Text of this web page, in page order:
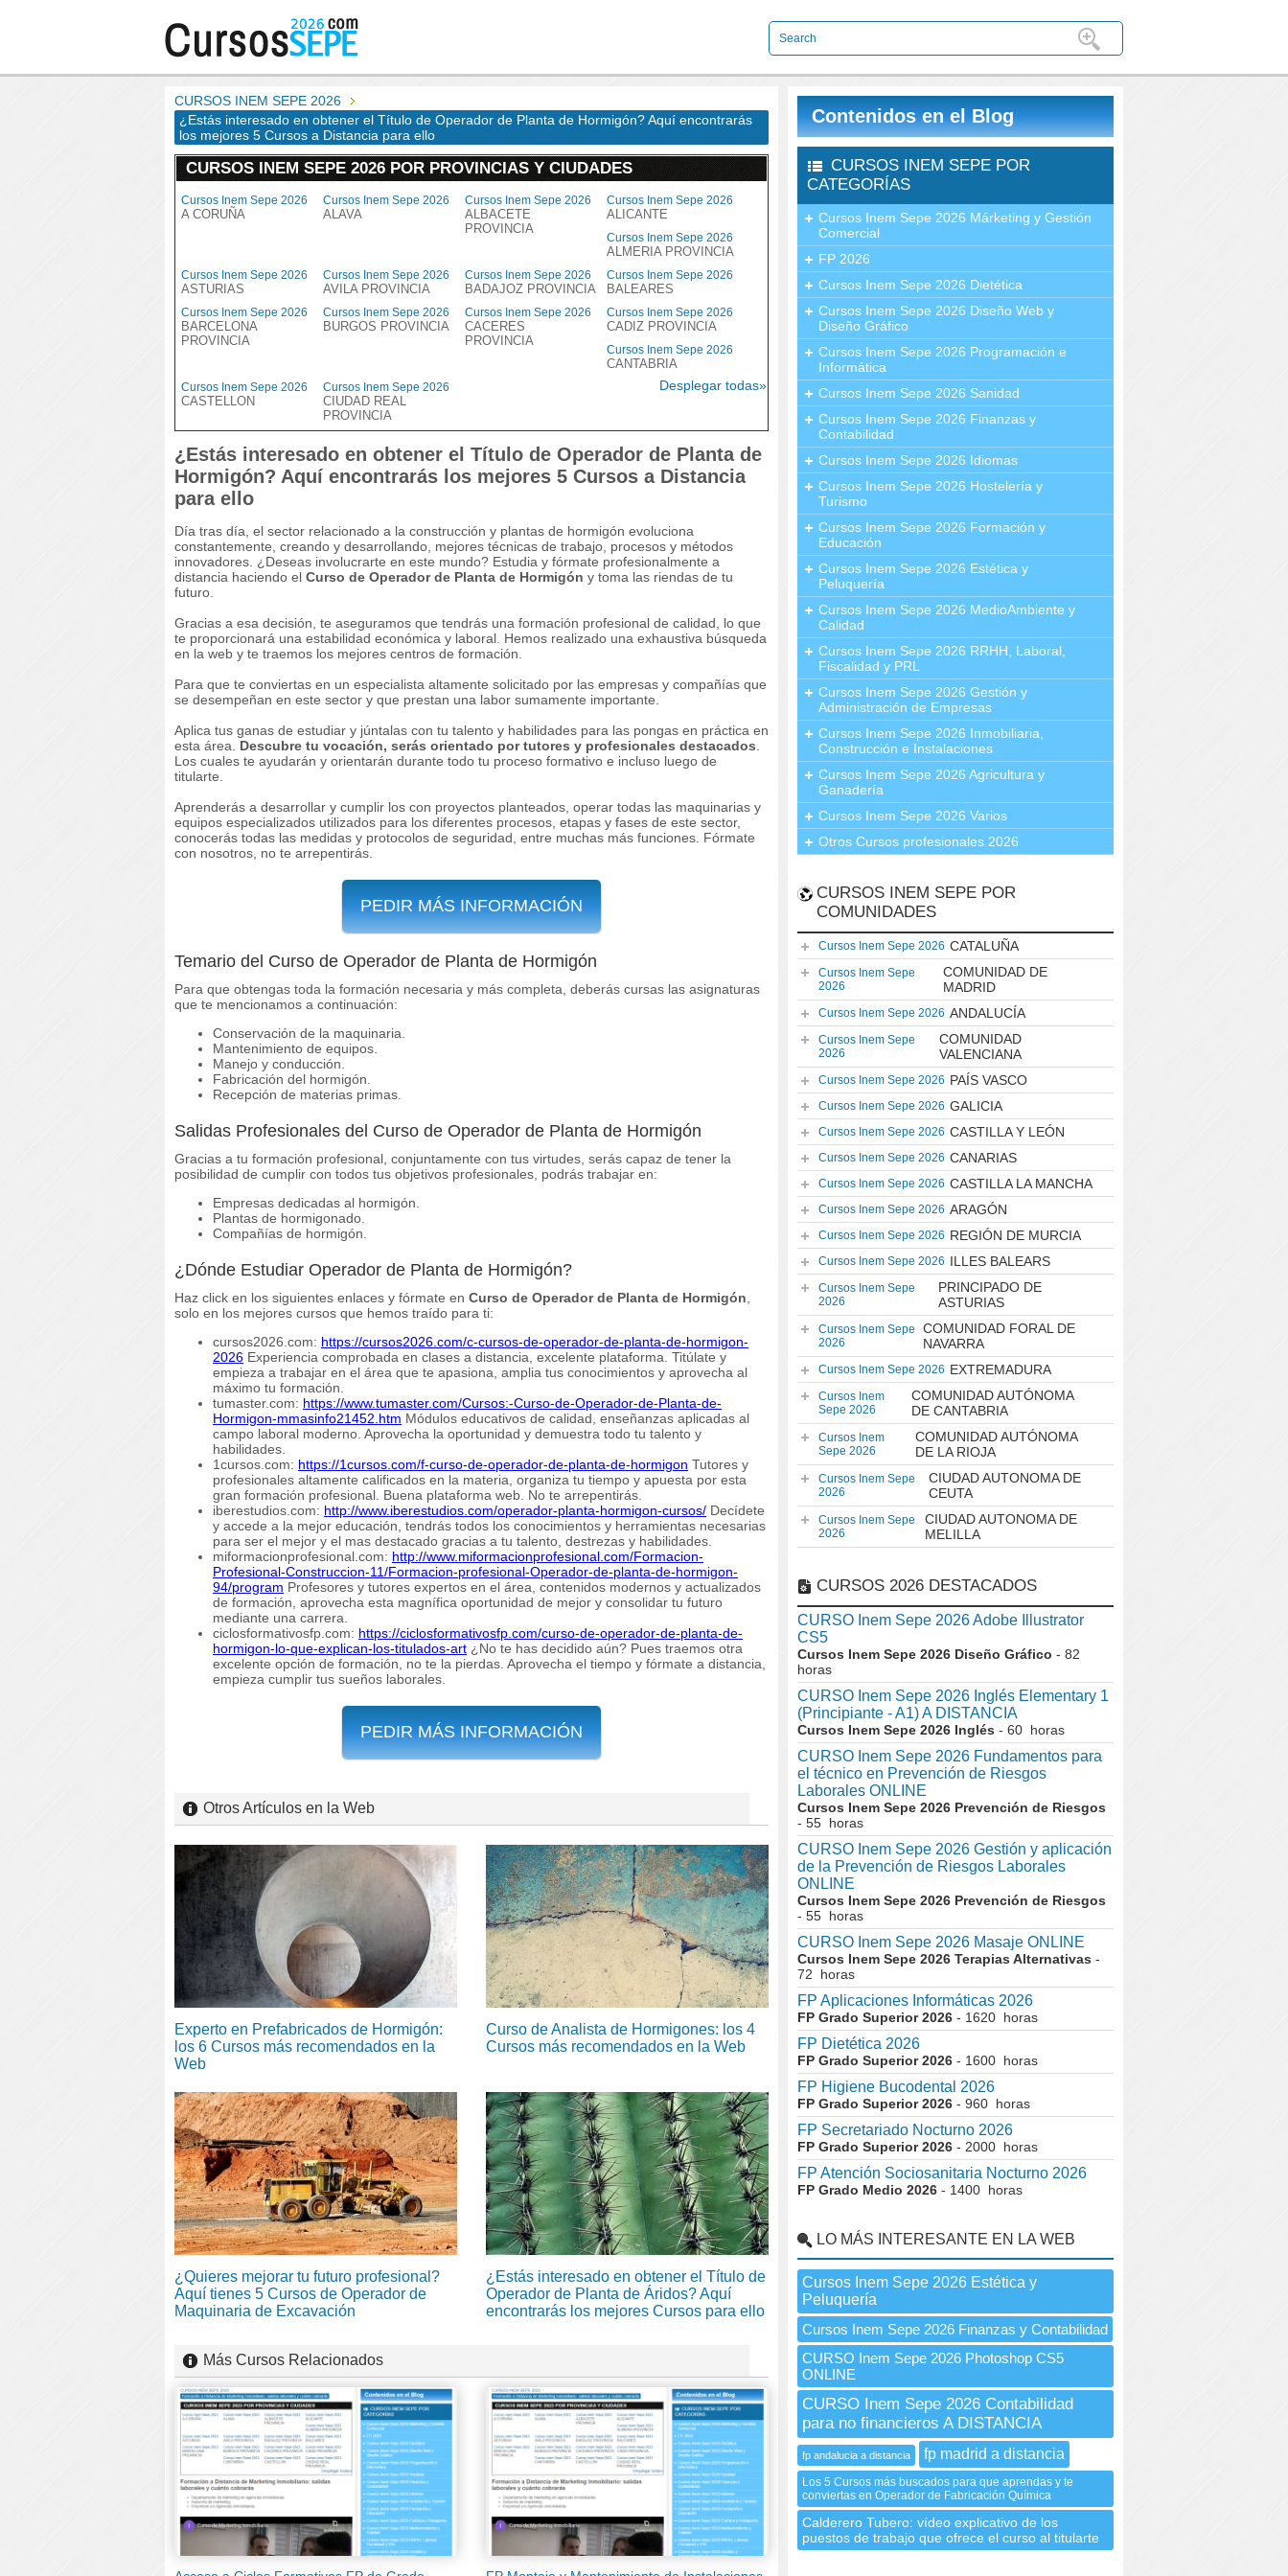
CURSOS INEM SEPE 2026
¿Estás interesado en obtener el Título de Operador de Planta de Hormigón? Aquí encontrarás
los mejores 5 Cursos a Distancia para ello
CURSOS INEM SEPE 2026 POR PROVINCIAS Y CIUDADES
Cursos Inem Sepe 2026
A CORUÑA
Cursos Inem Sepe 2026
ALAVA
Cursos Inem Sepe 2026
ALBACETE
PROVINCIA
Cursos Inem Sepe 2026
ALICANTE
Cursos Inem Sepe 2026
ALMERIA PROVINCIA
Cursos Inem Sepe 2026
ASTURIAS
Cursos Inem Sepe 2026
AVILA PROVINCIA
Cursos Inem Sepe 2026
BADAJOZ PROVINCIA
Cursos Inem Sepe 2026
BALEARES
Cursos Inem Sepe 2026
BARCELONA
PROVINCIA
Cursos Inem Sepe 2026
BURGOS PROVINCIA
Cursos Inem Sepe 2026
CACERES
PROVINCIA
Cursos Inem Sepe 2026
CADIZ PROVINCIA
Cursos Inem Sepe 2026
CANTABRIA
Cursos Inem Sepe 2026
CASTELLON
Cursos Inem Sepe 2026
CIUDAD REAL
PROVINCIA
Desplegar todas»
¿Estás interesado en obtener el Título de Operador de Planta de
Hormigón? Aquí encontrarás los mejores 5 Cursos a Distancia
para ello
Día tras día, el sector relacionado a la construcción y plantas de hormigón evoluciona
constantemente, creando y desarrollando, mejores técnicas de trabajo, procesos y métodos
innovadores. ¿Deseas involucrarte en este mundo? Estudia y fórmate profesionalmente a
distancia haciendo el Curso de Operador de Planta de Hormigón y toma las riendas de tu
futuro.
Gracias a esa decisión, te aseguramos que tendrás una formación profesional de calidad, lo que
te proporcionará una estabilidad económica y laboral. Hemos realizado una exhaustiva búsqueda
en la web y te traemos los mejores centros de formación.
Para que te conviertas en un especialista altamente solicitado por las empresas y compañías que
se desempeñan en este sector y que prestan una labor sumamente importante.
Aplica tus ganas de estudiar y júntalas con tu talento y habilidades para las pongas en práctica en
esta área. Descubre tu vocación, serás orientado por tutores y profesionales destacados
Los cuales te ayudarán y orientarán durante todo tu proceso formativo e incluso luego de
titularte.
Aprenderás a desarrollar y cumplir los con proyectos planteados, operar todas las maquinarias y
equipos especializados utilizados para los diferentes procesos, etapas y fases de este sector,
conocerás todas las medidas y protocolos de seguridad, entre muchas más funciones. Fórmate
con nosotros, no te arrepentirás.
PEDIR MÁS INFORMACIÓN
Temario del Curso de Operador de Planta de Hormigón
Para que obtengas toda la formación necesaria y más completa, deberás cursas las asignaturas
que te mencionamos a continuación:
Conservación de la maquinaria.
Mantenimiento de equipos.
Manejo y conducción.
Fabricación del hormigón.
Recepción de materias primas.
Salidas Profesionales del Curso de Operador de Planta de Hormigón
Gracias a tu formación profesional, conjuntamente con tus virtudes, serás capaz de tener la
posibilidad de cumplir con todos tus objetivos profesionales, podrás trabajar en:
Empresas dedicadas al hormigón.
Plantas de hormigonado.
Compañías de hormigón.
¿Dónde Estudiar Operador de Planta de Hormigón?
Haz click en los siguientes enlaces y fórmate en Curso de Operador de Planta de Hormigón
solo en los mejores cursos que hemos traído para ti:
cursos2026.com: https://cursos2026.com/c-cursos-de-operador-de-planta-de-hormigon-
2026 Experiencia comprobada en clases a distancia, excelente plataforma. Titúlate y
empieza a trabajar en el área que te apasiona, amplia tus conocimientos y aprovecha al
máximo tu formación.
tumaster.com: https://www.tumaster.com/Cursos:-Curso-de-Operador-de-Planta-de-
Hormigon-mmasinfo21452.htm Módulos educativos de calidad, enseñanzas aplicadas al
campo laboral moderno. Aprovecha la oportunidad y demuestra todo tu talento y
habilidades.
1cursos.com: https://1cursos.com/f-curso-de-operador-de-planta-de-hormigon Tutores y
profesionales altamente calificados en la materia, organiza tu tiempo y apuesta por esta
gran formación profesional. Buena plataforma web. No te arrepentirás.
iberestudios.com: http://www.iberestudios.com/operador-planta-hormigon-cursos/ Decídete
y accede a la mejor educación, tendrás todos los conocimientos y herramientas necesarias
para ser el mejor y el mas destacado gracias a tu talento, destrezas y habilidades.
miformacionprofesional.com: http://www.miformacionprofesional.com/Formacion-
Profesional-Construccion-11/Formacion-profesional-Operador-de-planta-de-hormigon-
94/program Profesores y tutores expertos en el área, contenidos modernos y actualizados
de formación, aprovecha esta magnífica oportunidad de mejor y consolidar tu futuro
mediante una carrera.
ciclosformativosfp.com: https://ciclosformativosfp.com/curso-de-operador-de-planta-de-
hormigon-lo-que-explican-los-titulados-art ¿No te has decidido aún? Pues traemos otra
excelente opción de formación, no te la pierdas. Aprovecha el tiempo y fórmate a distancia,
empieza cumplir tus sueños laborales.
PEDIR MÁS INFORMACIÓN
Otros Artículos en la Web
Experto en Prefabricados de Hormigón:
los 6 Cursos más recomendados en la
Web
Curso de Analista de Hormigones: los 4
Cursos más recomendados en la Web
¿Quieres mejorar tu futuro profesional?
Aquí tienes 5 Cursos de Operador de
Maquinaria de Excavación
¿Estás interesado en obtener el Título de
Operador de Planta de Áridos? Aquí
encontrarás los mejores Cursos para ello
Más Cursos Relacionados
Contenidos en el Blog
CURSOS INEM SEPE POR
CATEGORÍAS
Cursos Inem Sepe 2026 Márketing y Gestión
Comercial
FP 2026
Cursos Inem Sepe 2026 Dietética
Cursos Inem Sepe 2026 Diseño Web y
Diseño Gráfico
Cursos Inem Sepe 2026 Programación e
Informática
Cursos Inem Sepe 2026 Sanidad
Cursos Inem Sepe 2026 Finanzas y
Contabilidad
Cursos Inem Sepe 2026 Idiomas
Cursos Inem Sepe 2026 Hostelería y
Turismo
Cursos Inem Sepe 2026 Formación y
Educación
Cursos Inem Sepe 2026 Estética y
Peluquería
Cursos Inem Sepe 2026 MedioAmbiente y
Calidad
Cursos Inem Sepe 2026 RRHH, Laboral,
Fiscalidad y PRL
Cursos Inem Sepe 2026 Gestión y
Administración de Empresas
Cursos Inem Sepe 2026 Inmobiliaria,
Construcción e Instalaciones
Cursos Inem Sepe 2026 Agricultura y
Ganadería
Cursos Inem Sepe 2026 Varios
Otros Cursos profesionales 2026
CURSOS INEM SEPE POR
COMUNIDADES
Cursos Inem Sepe 2026 CATALUÑA
Cursos Inem Sepe
2026
COMUNIDAD DE
MADRID
Cursos Inem Sepe 2026 ANDALUCÍA
Cursos Inem Sepe
2026
COMUNIDAD
VALENCIANA
Cursos Inem Sepe 2026 PAÍS VASCO
Cursos Inem Sepe 2026 GALICIA
Cursos Inem Sepe 2026 CASTILLA Y LEÓN
Cursos Inem Sepe 2026 CANARIAS
Cursos Inem Sepe 2026 CASTILLA LA MANCHA
Cursos Inem Sepe 2026 ARAGÓN
Cursos Inem Sepe 2026 REGIÓN DE MURCIA
Cursos Inem Sepe 2026 ILLES BALEARS
Cursos Inem Sepe
2026
PRINCIPADO DE
ASTURIAS
Cursos Inem Sepe
2026
COMUNIDAD FORAL DE
NAVARRA
Cursos Inem Sepe 2026 EXTREMADURA
Cursos Inem
Sepe 2026
COMUNIDAD AUTÓNOMA
DE CANTABRIA
Cursos Inem
Sepe 2026
COMUNIDAD AUTÓNOMA
DE LA RIOJA
Cursos Inem Sepe
2026
CIUDAD AUTONOMA DE
CEUTA
Cursos Inem Sepe
2026
CIUDAD AUTONOMA DE
MELILLA
CURSOS 2026 DESTACADOS
CURSO Inem Sepe 2026 Adobe Illustrator
CS5
Cursos Inem Sepe 2026 Diseño Gráfico - 82
horas
CURSO Inem Sepe 2026 Inglés Elementary 1
(Principiante - A1) A DISTANCIA
Cursos Inem Sepe 2026 Inglés - 60 horas
CURSO Inem Sepe 2026 Fundamentos para
el técnico en Prevención de Riesgos
Laborales ONLINE
Cursos Inem Sepe 2026 Prevención de Riesgos
- 55 horas
CURSO Inem Sepe 2026 Gestión y aplicación
de la Prevención de Riesgos Laborales
ONLINE
Cursos Inem Sepe 2026 Prevención de Riesgos
- 55 horas
CURSO Inem Sepe 2026 Masaje ONLINE
Cursos Inem Sepe 2026 Terapias Alternativas -
72 horas
FP Aplicaciones Informáticas 2026
FP Grado Superior 2026 - 1620 horas
FP Dietética 2026
FP Grado Superior 2026 - 1600 horas
FP Higiene Bucodental 2026
FP Grado Superior 2026 - 960 horas
FP Secretariado Nocturno 2026
FP Grado Superior 2026 - 2000 horas
FP Atención Sociosanitaria Nocturno 2026
FP Grado Medio 2026 - 1400 horas
LO MÁS INTERESANTE EN LA WEB
Cursos Inem Sepe 2026 Estética y
Peluquería
Cursos Inem Sepe 2026 Finanzas y Contabilidad
CURSO Inem Sepe 2026 Photoshop CS5
ONLINE
CURSO Inem Sepe 2026 Contabilidad
para no financieros A DISTANCIA
fp andalucia a distancia fp madrid a distancia
Los 5 Cursos más buscados para que aprendas y te
conviertas en Operador de Fabricación Química
Calderero Tubero: vídeo explicativo de los
puestos de trabajo que ofrece el curso al titularte